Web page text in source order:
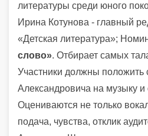
литературы среди юного
Ирина Котунова - главный
«Детская литература»;
слово». Отбирает самых
Участники должны положить
Александровича на музыку
Оцениваются не только
подача, чувства, отклик